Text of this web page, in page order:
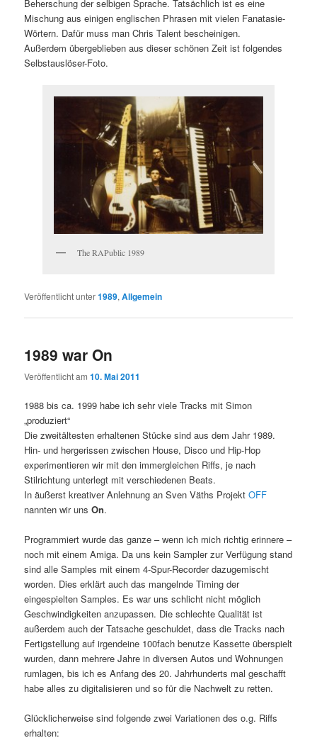
Beherschung der selbigen Sprache. Tatsächlich ist es eine
Mischung aus einigen englischen Phrasen mit vielen Fanatasie-
Wörtern. Dafür muss man Chris Talent bescheinigen.
Außerdem übergeblieben aus dieser schönen Zeit ist folgendes
Selbstauslöser-Foto.
The RAPublic 1989
Veröffentlicht unter1989,Allgemein
1989 war On
Veröffentlicht am10. Mai 2011
1988 bis ca. 1999 habe ich sehr viele Tracks mit Simon
„produziert“
Die zweitältesten erhaltenen Stücke sind aus dem Jahr 1989.
Hin- und hergerissen zwischen House, Disco und Hip-Hop
experimentieren wir mit den immergleichen Riffs, je nach
Stilrichtung unterlegt mit verschiedenen Beats.
In äußerst kreativer Anlehnung an Sven Väths ProjektOFF
nannten wir unsOn.
Programmiert wurde das ganze – wenn ich mich richtig erinnere –
noch mit einem Amiga. Da uns kein Sampler zur Verfügung stand
sind alle Samples mit einem 4-Spur-Recorder dazugemischt
worden. Dies erklärt auch das mangelnde Timing der
eingespielten Samples. Es war uns schlicht nicht möglich
Geschwindigkeiten anzupassen. Die schlechte Qualität ist
außerdem auch der Tatsache geschuldet, dass die Tracks nach
Fertigstellung auf irgendeine 100fach benutze Kassette überspielt
wurden, dann mehrere Jahre in diversen Autos und Wohnungen
rumlagen, bis ich es Anfang des 20. Jahrhunderts mal geschafft
habe alles zu digitalisieren und so für die Nachwelt zu retten.
Glücklicherweise sind folgende zwei Variationen des o.g. Riffs
erhalten: